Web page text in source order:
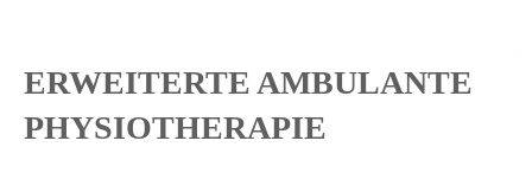
ERWEITERTE AMBULANTE
PHYSIOTHERAPIE